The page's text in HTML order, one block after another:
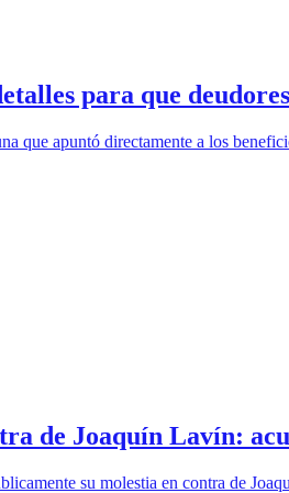
para que
que apuntó directamente a los
de Joaquín Lavín:
su molestia en contra de